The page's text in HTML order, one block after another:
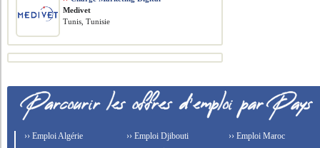
Medivet
Tunis, Tunisie
›› Emploi Algérie
›› Emploi Djibouti
›› Emploi Maroc